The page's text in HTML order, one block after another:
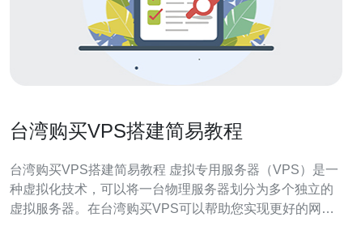
台湾购买VPS搭建简易教程
台湾购买VPS搭建简易教程 虚拟专用服务器（VPS）是一
种虚拟化技术，可以将一台物理服务器划分为多个独立的
虚拟服务器。在台湾购买VPS可以帮助您实现更好的网络